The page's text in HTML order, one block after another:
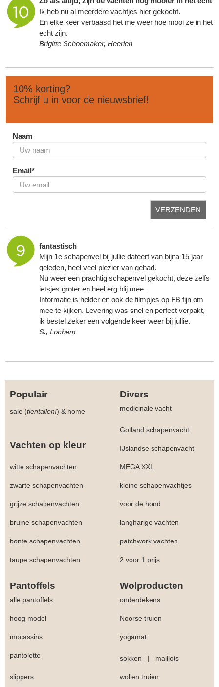
Ik heb nu al meerdere vachtjes hier gekocht.
En elke keer verbaasd het me weer hoe mooi ze in het
echt zijn.
Brigitte Schoemaker, Heerlen
10% korting?
Schrijf u in voor de nieuwsbrief!
Naam
Email*
VERZENDEN
fantastisch
Mijn 1e schapenvel bij jullie dateert van bijna 15 jaar
geleden, heel veel plezier van gehad.
Nu weer een prachtig schapenvel gekocht, deze zelfs
ietsjes groter en heel erg blij mee.
Informatie is helder en ook de filmpjes op FB fijn om
mee te kijken. Levering was snel en perfect verpakt,
ik bestel zeker een volgende keer weer bij jullie.
S., Lochem
Populair Divers
sale (tientallen!) & home medicinale vacht
Gotland schapenvacht
Vachten op kleur IJslandse schapenvacht
witte schapenvachten MEGA XXL
zwarte schapenvachten kleine schapenvachtjes
grijze schapenvachten voor de hond
bruine schapenvachten langharige vachten
bonte schapenvachten patchwork vachten
taupe schapenvachten 2 voor 1 prijs
Pantoffels Wolproducten
alle pantoffels onderdekens
hoog model Noorse truien
mocassins yogamat
pantolette sokken | maillots
slippers wollen truien